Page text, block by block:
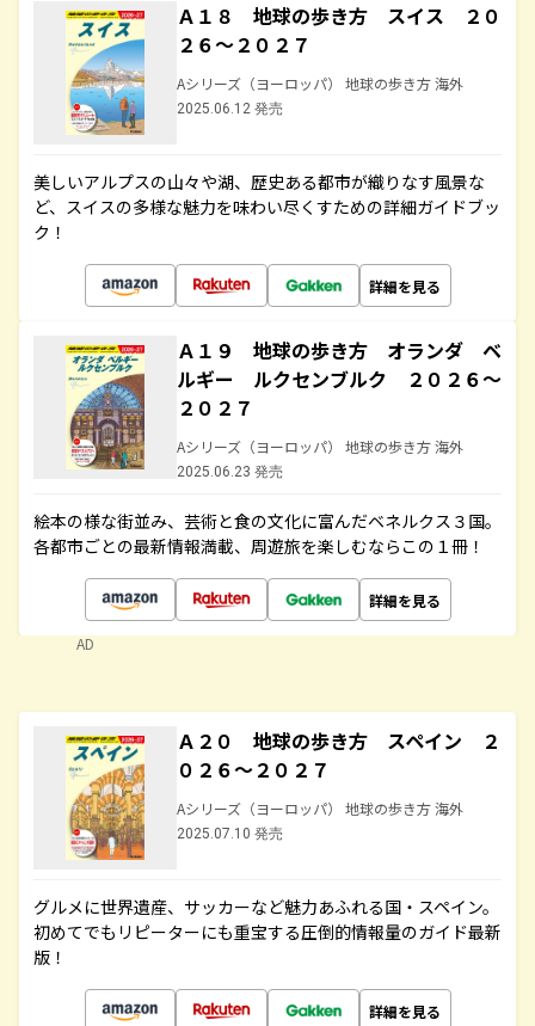
Ａ１８ 地球の歩き方 スイス ２０
２６～２０２７
Aシリーズ（ヨーロッパ） 地球の歩き方 海外
2025.06.12 発売
美しいアルプスの山々や湖、歴史ある都市が織りなす風景な
ど、スイスの多様な魅力を味わい尽くすための詳細ガイドブッ
ク！
詳細を見る
Ａ１９ 地球の歩き方 オランダ ベ
ルギー ルクセンブルク ２０２６～
２０２７
Aシリーズ（ヨーロッパ） 地球の歩き方 海外
2025.06.23 発売
絵本の様な街並み、芸術と食の文化に富んだベネルクス３国。
各都市ごとの最新情報満載、周遊旅を楽しむならこの１冊！
詳細を見る
AD
Ａ２０ 地球の歩き方 スペイン ２
０２６～２０２７
Aシリーズ（ヨーロッパ） 地球の歩き方 海外
2025.07.10 発売
グルメに世界遺産、サッカーなど魅力あふれる国・スペイン。
初めてでもリピーターにも重宝する圧倒的情報量のガイド最新
版！
詳細を見る